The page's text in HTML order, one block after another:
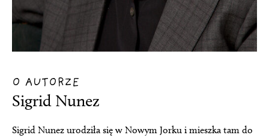
O AUTORZE
Sigrid Nunez
Sigrid Nunez urodziła się w Nowym Jorku i mieszka tam do